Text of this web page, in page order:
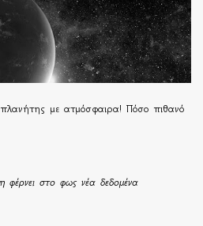
με ατμόσφαιρα! Πόσο πιθανό
φέρνει στο φως νέα δεδομένα